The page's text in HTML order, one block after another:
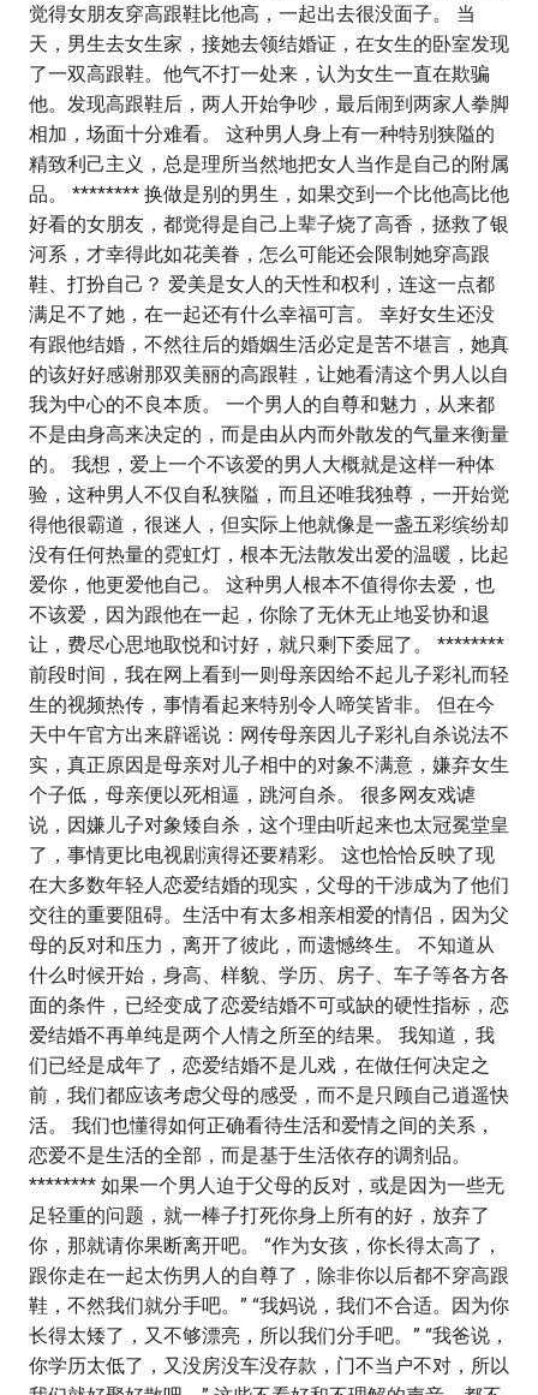
觉得女朋友穿高跟鞋比他高，一起出去很没面子。 当
天，男生去女生家，接她去领结婚证，在女生的卧室发现
了一双高跟鞋。他气不打一处来，认为女生一直在欺骗
他。发现高跟鞋后，两人开始争吵，最后闹到两家人拳脚
相加，场面十分难看。 这种男人身上有一种特别狭隘的
精致利己主义，总是理所当然地把女人当作是自己的附属
品。 ******** 换做是别的男生，如果交到一个比他高比他
好看的女朋友，都觉得是自己上辈子烧了高香，拯救了银
河系，才幸得此如花美眷，怎么可能还会限制她穿高跟
鞋、打扮自己？ 爱美是女人的天性和权利，连这一点都
满足不了她，在一起还有什么幸福可言。 幸好女生还没
有跟他结婚，不然往后的婚姻生活必定是苦不堪言，她真
的该好好感谢那双美丽的高跟鞋，让她看清这个男人以自
我为中心的不良本质。 一个男人的自尊和魅力，从来都
不是由身高来决定的，而是由从内而外散发的气量来衡量
的。 我想，爱上一个不该爱的男人大概就是这样一种体
验，这种男人不仅自私狭隘，而且还唯我独尊，一开始觉
得他很霸道，很迷人，但实际上他就像是一盏五彩缤纷却
没有任何热量的霓虹灯，根本无法散发出爱的温暖，比起
爱你，他更爱他自己。 这种男人根本不值得你去爱，也
不该爱，因为跟他在一起，你除了无休无止地妥协和退
让，费尽心思地取悦和讨好，就只剩下委屈了。 ********
前段时间，我在网上看到一则母亲因给不起儿子彩礼而轻
生的视频热传，事情看起来特别令人啼笑皆非。 但在今
天中午官方出来辟谣说：网传母亲因儿子彩礼自杀说法不
实，真正原因是母亲对儿子相中的对象不满意，嫌弃女生
个子低，母亲便以死相逼，跳河自杀。 很多网友戏谑
说，因嫌儿子对象矮自杀，这个理由听起来也太冠冕堂皇
了，事情更比电视剧演得还要精彩。 这也恰恰反映了现
在大多数年轻人恋爱结婚的现实，父母的干涉成为了他们
交往的重要阻碍。生活中有太多相亲相爱的情侣，因为父
母的反对和压力，离开了彼此，而遗憾终生。 不知道从
什么时候开始，身高、样貌、学历、房子、车子等各方各
面的条件，已经变成了恋爱结婚不可或缺的硬性指标，恋
爱结婚不再单纯是两个人情之所至的结果。 我知道，我
们已经是成年了，恋爱结婚不是儿戏，在做任何决定之
前，我们都应该考虑父母的感受，而不是只顾自己逍遥快
活。 我们也懂得如何正确看待生活和爱情之间的关系，
恋爱不是生活的全部，而是基于生活依存的调剂品。
******** 如果一个男人迫于父母的反对，或是因为一些无
足轻重的问题，就一棒子打死你身上所有的好，放弃了
你，那就请你果断离开吧。 “作为女孩，你长得太高了，
跟你走在一起太伤男人的自尊了，除非你以后都不穿高跟
鞋，不然我们就分手吧。” “我妈说，我们不合适。因为你
长得太矮了，又不够漂亮，所以我们分手吧。” “我爸说，
你学历太低了，又没房没车没存款，门不当户不对，所以